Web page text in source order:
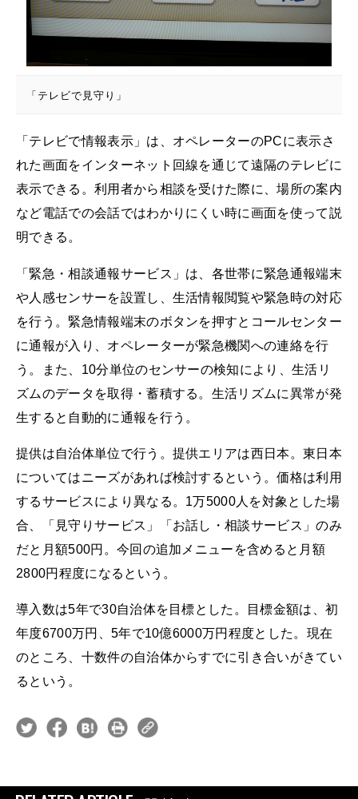
「テレビで見守り」
「テレビで情報表示」は、オペレーターのPCに表示さ
れた画面をインターネット回線を通じて遠隔のテレビに
表示できる。利用者から相談を受けた際に、場所の案内
など電話での会話ではわかりにくい時に画面を使って説
明できる。
「緊急・相談通報サービス」は、各世帯に緊急通報端末
や人感センサーを設置し、生活情報閲覧や緊急時の対応
を行う。緊急情報端末のボタンを押すとコールセンター
に通報が入り、オペレーターが緊急機関への連絡を行
う。また、10分単位のセンサーの検知により、生活リ
ズムのデータを取得・蓄積する。生活リズムに異常が発
生すると自動的に通報を行う。
提供は自治体単位で行う。提供エリアは西日本。東日本
についてはニーズがあれば検討するという。価格は利用
するサービスにより異なる。1万5000人を対象とした場
合、「見守りサービス」「お話し・相談サービス」のみ
だと月額500円。今回の追加メニューを含めると月額
2800円程度になるという。
導入数は5年で30自治体を目標とした。目標金額は、初
年度6700万円、5年で10億6000万円程度とした。現在
のところ、十数件の自治体からすでに引き合いがきてい
るという。